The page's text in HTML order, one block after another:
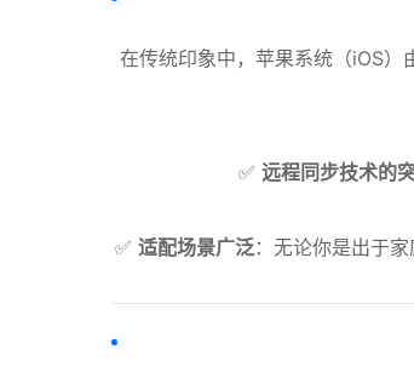
在传统印象中，苹果系统（iOS）
✅ 远程同步技术的
✅ 适配场景广泛：无论你是出于